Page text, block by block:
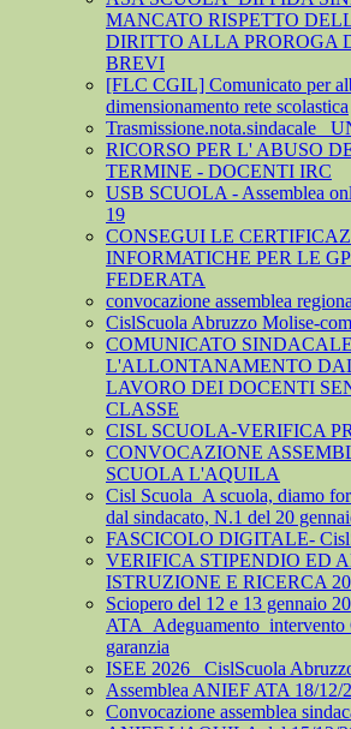
MANCATO RISPETTO
DIRITTO ALLA PROROGA
BREVI
[FLC CGIL] Comunicato per
dimensionamento rete scolastica
Trasmissione.nota.sindacale
RICORSO PER L' ABUSO
TERMINE - DOCENTI IRC
USB SCUOLA - Assemblea
19
CONSEGUI LE
INFORMATICHE PER LE
FEDERATA
convocazione assemblea
CislScuola Abruzzo Molise-
COMUNICATO
L'ALLONTANAMENTO
LAVORO DEI DOCENTI
CLASSE
CISL SCUOLA-VERIFICA
CONVOCAZIONE
SCUOLA L'AQUILA
Cisl Scuola_A scuola, diamo
dal sindacato, N.1 del 20
FASCICOLO DIGITALE-
VERIFICA STIPENDIO ED
ISTRUZIONE E RICERCA
Sciopero del 12 e 13 gennaio
ATA_Adeguamento_intervento
garanzia
ISEE 2026_ CislScuola
Assemblea ANIEF ATA 18/12/
Convocazione assemblea